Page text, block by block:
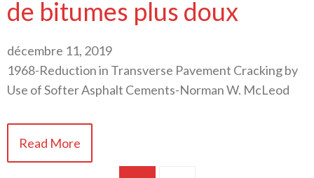
de bitumes plus doux
décembre 11, 2019
1968-Reduction in Transverse Pavement Cracking by
Use of Softer Asphalt Cements-Norman W. McLeod
Read More